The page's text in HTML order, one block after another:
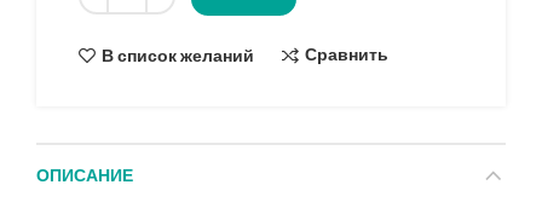
В список желаний Сравнить
ОПИСАНИЕ